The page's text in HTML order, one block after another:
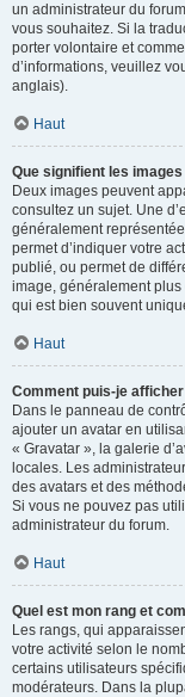
un administrateur du
vous souhaitez. Si la
porter volontaire et
d’informations, veuillez
anglais).
Haut
Que signifient les
Deux images peuvent
consultez un sujet. Une
généralement
permet d’indiquer votre
publié, ou permet de
image, généralement
qui est bien souvent
Haut
Comment puis-je
Dans le panneau de
ajouter un avatar en
« Gravatar », la galerie
locales. Les
des avatars et des
Si vous ne pouvez pas
administrateur du forum.
Haut
Quel est mon rang et
Les rangs, qui
votre activité selon le
certains utilisateurs
modérateurs. Dans la